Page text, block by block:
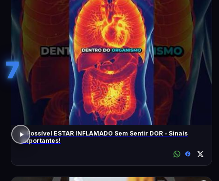
7
É Possível ESTAR INFLAMADO Sem Sentir DOR - Sinais
Importantes!